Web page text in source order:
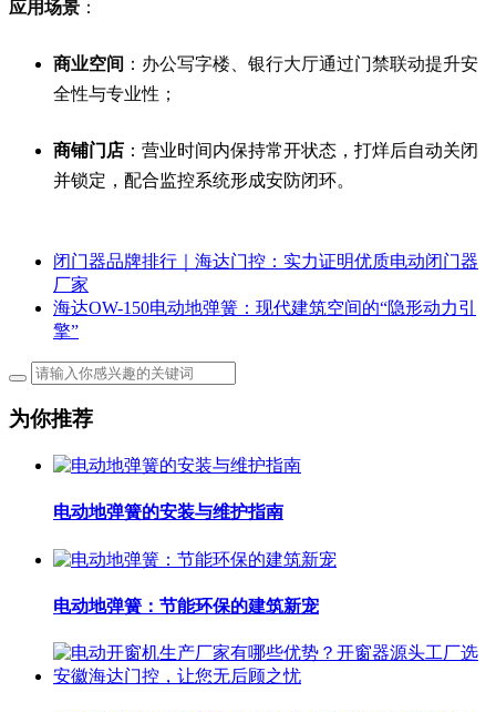
应用场景 ：
商业空间 ：办公写字楼、银行大厅通过门禁联动提升安
全性与专业性；
商铺门店 ：营业时间内保持常开状态，打烊后自动关闭
并锁定，配合监控系统形成安防闭环。
闭门器品牌排行｜海达门控：实力证明优质电动闭门器
厂家
海达OW-150电动地弹簧：现代建筑空间的“隐形动力引
擎”
为你推荐
电动地弹簧的安装与维护指南
电动地弹簧：节能环保的建筑新宠